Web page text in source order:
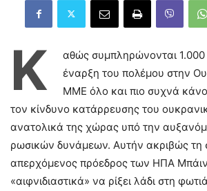
Κ
αθώς συμπληρώνονται
έναρξη του πολέμου στην
ΜΜΕ όλο και πιο συχνά
τον κίνδυνο κατάρρευσης του
ανατολικά της χώρας υπό την
ρωσικών δυνάμεων. Αυτήν ακριβώς τη
απερχόμενος πρόεδρος των ΗΠΑ
«αιφνιδιαστικά» να ρίξει λάδι στη